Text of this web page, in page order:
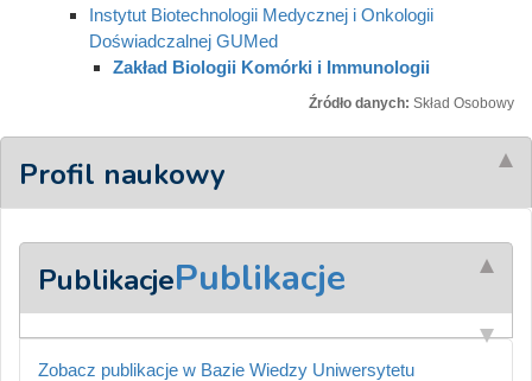
Instytut Biotechnologii Medycznej i Onkologii
Doświadczalnej GUMed
Zakład Biologii Komórki i Immunologii
Źródło danych: Skład Osobowy
Profil naukowy
PublikacjePublikacje
Zobacz publikacje w Bazie Wiedzy Uniwersytetu